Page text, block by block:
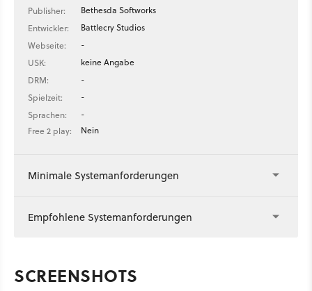
Publisher:
Bethesda Softworks
Entwickler:
Battlecry Studios
Webseite:
-
USK:
keine Angabe
DRM:
-
Spielzeit:
-
Sprachen:
-
Free 2 play:
Nein
Minimale Systemanforderungen
Empfohlene Systemanforderungen
SCREENSHOTS